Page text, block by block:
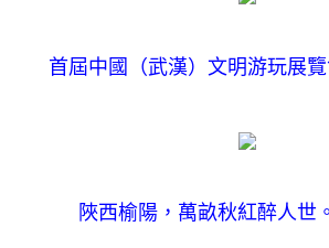
首屆中國（武漢）文明游玩展
陜西榆陽，萬畝秋紅醉人世